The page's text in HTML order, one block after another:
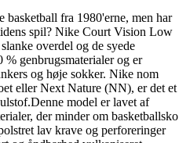
basketball fra 1980'erne, men har
spil? Nike Court Vision Low
overdel og de syede
genbrugsmaterialer og er
og høje sokker. Nike nom
eller Next Nature (NN), er det et
model er lavet af
der minder om basketballsko
lav krave og perforeringer